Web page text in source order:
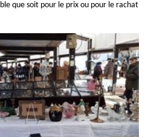
que soit pour le prix ou pour le rachat